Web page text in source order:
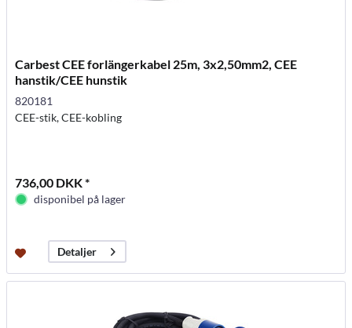
Carbest CEE forlängerkabel 25m, 3x2,50mm2, CEE
hanstik/CEE hunstik
820181
CEE-stik, CEE-kobling
736,00 DKK *
disponibel på lager
Detaljer